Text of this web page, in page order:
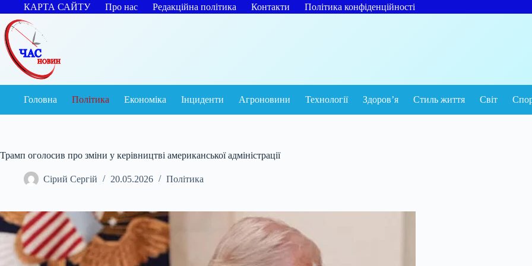
Перейти
до
вмісту
КАРТА САЙТУ Про нас Редакційна політика Контакти Політика конфіденційності
Головна Політика Економіка Інциденти Агроновини Технології Здоров’я Стиль життя Світ
Трамп оголосив про зміни у керівництві американської адміністрації
Сірий Сергій 20.05.2026 Політика